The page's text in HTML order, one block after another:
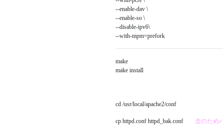
--enable-dav \
--enable-so \
--disable-ipv6\
--with-mpm=prefork
make
make install
cd /usr/local/apache2/conf
cp httpd.conf httpd_bak.conf 念のため